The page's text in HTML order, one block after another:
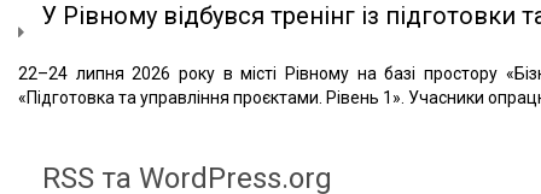
У Рівному відбувся тренінг із підготовки
22–24 липня 2026 року в місті Рівному на базі простору
«Підготовка та управління проєктами. Рівень 1». Учасники
RSS та WordPress.org